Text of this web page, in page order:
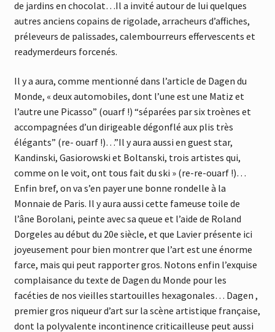
de jardins en chocolat…Il a invité autour de lui quelques
autres anciens copains de rigolade, arracheurs d’affiches,
préleveurs de palissades, calembourreurs effervescents et
readymerdeurs forcenés.
Il y a aura, comme mentionné dans l’article de Dagen du
Monde, « deux automobiles, dont l’une est une Matiz et
l’autre une Picasso” (ouarf !) “séparées par six troènes et
accompagnées d’un dirigeable dégonflé aux plis très
élégants” (re- ouarf !)…”Il y aura aussi en guest star,
Kandinski, Gasiorowski et Boltanski, trois artistes qui,
comme on le voit, ont tous fait du ski » (re-re-ouarf !)…
Enfin bref, on va s’en payer une bonne rondelle à la
Monnaie de Paris. Il y aura aussi cette fameuse toile de
l’âne Borolani, peinte avec sa queue et l’aide de Roland
Dorgeles au début du 20e siècle, et que Lavier présente ici
joyeusement pour bien montrer que l’art est une énorme
farce, mais qui peut rapporter gros. Notons enfin l’exquise
complaisance du texte de Dagen du Monde pour les
facéties de nos vieilles startouilles hexagonales… Dagen ,
premier gros niqueur d’art sur la scène artistique française,
dont la polyvalente incontinence criticailleuse peut aussi